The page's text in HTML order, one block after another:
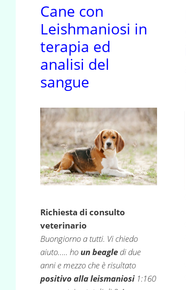
Cane con
Leishmaniosi in
terapia ed
analisi del
sangue
Richiesta di consulto
veterinario
Buongiorno a tutti. Vi chiedo
aiuto….. ho un beagle di due
anni e mezzo che è risultato
positivo alla leismaniosi1:160